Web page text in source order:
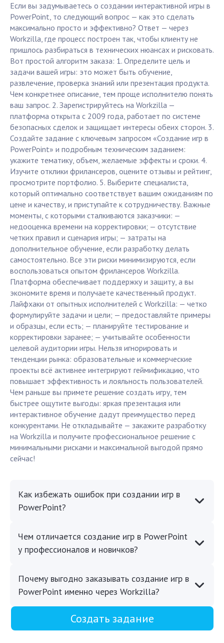
Если вы задумываетесь о создании интерактивной игры в
PowerPoint, то следующий вопрос — как это сделать
максимально просто и эффективно? Ответ — через
Workzilla, где процесс построен так, чтобы клиенту не
пришлось разбираться в технических нюансах и рисковать.
Вот простой алгоритм заказа: 1. Определите цель и
задачи вашей игры: это может быть обучение,
развлечение, проверка знаний или презентация продукта.
Чем конкретнее описание, тем проще исполнителю понять
ваш запрос. 2. Зарегистрируйтесь на Workzilla —
платформа открыта с 2009 года, работает по системе
безопасных сделок и защищает интересы обеих сторон. 3.
Создайте задание с ключевым запросом «Создание игр в
PowerPoint» и подробным техническим заданием:
укажите тематику, объем, желаемые эффекты и сроки. 4.
Изучите отклики фрилансеров, оцените отзывы и рейтинг,
просмотрите портфолио. 5. Выберите специалиста,
который оптимально соответствует вашим ожиданиям по
цене и качеству, и приступайте к сотрудничеству. Важные
моменты, с которыми сталкиваются заказчики: —
недооценка времени на корректировки; — отсутствие
четких правил и сценария игры; — затраты на
дополнительное обучение, если разработку делать
самостоятельно. Все эти риски минимизируются, если
воспользоваться опытом фрилансеров Workzilla.
Платформа обеспечивает поддержку и защиту, а вы
экономите время и получаете качественный продукт.
Лайфхаки от опытных исполнителей с Workzilla: — четко
формулируйте задачи и цели; — предоставляйте примеры
и образцы, если есть; — планируйте тестирование и
корректировки заранее; — учитывайте особенности
целевой аудитории игры. Нельзя игнорировать и
тенденции рынка: образовательные и коммерческие
проекты всё активнее интегрируют геймификацию, что
повышает эффективность и лояльность пользователей.
Чем раньше вы примете решение создать игру, тем
быстрее ощутите выгоды: яркая презентация или
интерактивное обучение дадут преимущество перед
конкурентами. Не откладывайте — закажите разработку
на Workzilla и получите профессиональное решение с
минимальными рисками и максимальной выгодой прямо
сейчас!
Как избежать ошибок при создании игр в
PowerPoint?
Чем отличается создание игр в PowerPoint
у профессионалов и новичков?
Почему выгодно заказывать создание игр в
PowerPoint именно через Workzilla?
Создать задание